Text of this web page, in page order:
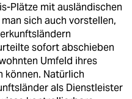
Plätze mit ausländischen
sich auch vorstellen,
sofort abschieben
Umfeld ihres
können. Natürlich
als Dienstleister